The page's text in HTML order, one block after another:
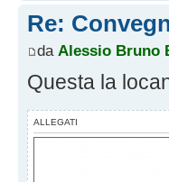
Re:
da Alessio Bruno
Questa la
ALLEGATI